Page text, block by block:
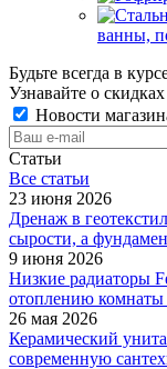
ванны,
Будьте всегда в
Узнавайте о
Новости
Статьи
Все cтатьи
23 июня 2026
Дренаж в
сырости, а
9 июня 2026
Низкие радиаторы
отоплению
26 мая 2026
Керамический
современную